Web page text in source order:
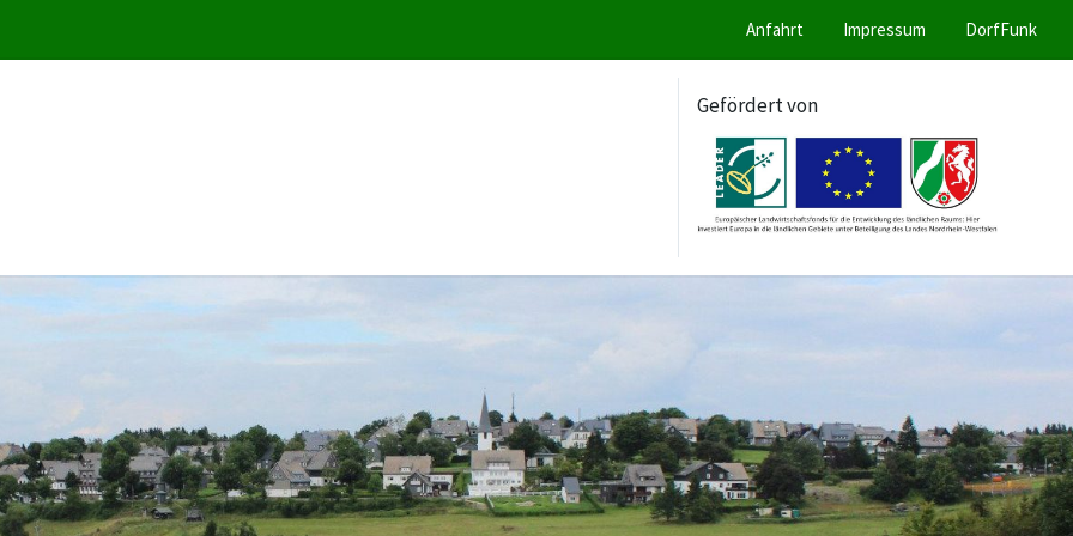
Anfahrt Impressum DorfFunk
Gefördert von